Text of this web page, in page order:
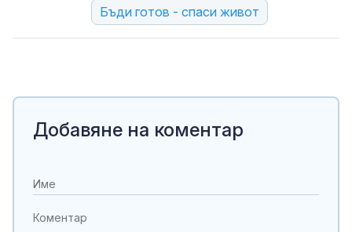
Бъди готов - спаси живот
Добавяне на коментар